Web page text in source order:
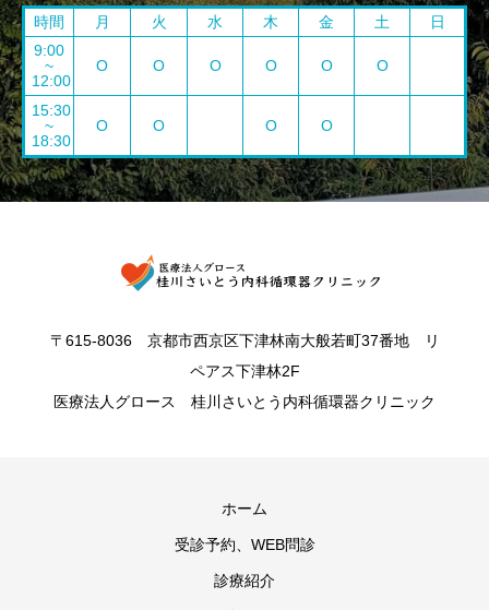
時間 月 火 水 木 金 土
日
9:00
~
12:00
O O O O O O
15:30
~
18:30
O O O O
〒615-8036 京都市西京区下津林南大般若町37番地 リ
ペアス下津林2F
医療法人グロース 桂川さいとう内科循環器クリニック
ホーム
受診予約、WEB問診
診療紹介